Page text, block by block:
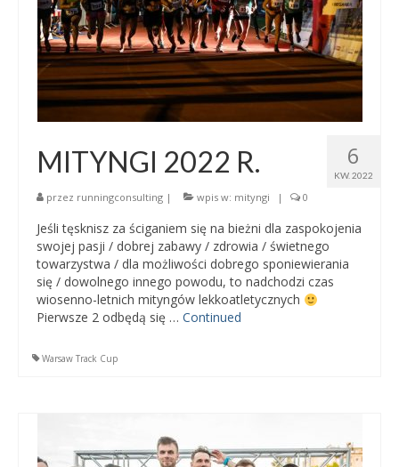
6
KW. 2022
MITYNGI 2022 R.
przez runningconsulting | wpis w: mityngi | 0
Jeśli tęsknisz za ściganiem się na bieżni dla zaspokojenia
swojej pasji / dobrej zabawy / zdrowia / świetnego
towarzystwa / dla możliwości dobrego sponiewierania
się / dowolnego innego powodu, to nadchodzi czas
wiosenno-letnich mityngów lekkoatletycznych
Pierwsze 2 odbędą się … Continued
Warsaw Track Cup